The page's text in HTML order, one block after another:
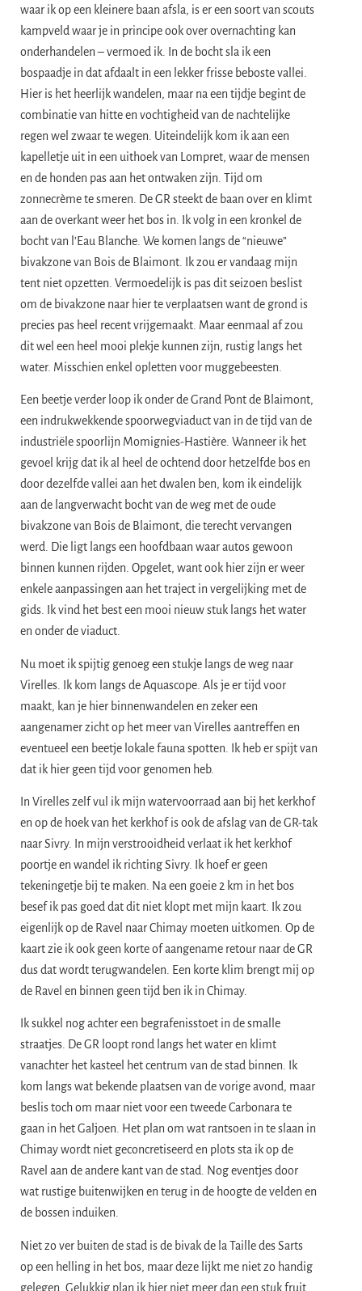
waar ik op een kleinere baan afsla, is er een soort van scouts
kampveld waar je in principe ook over overnachting kan
onderhandelen – vermoed ik. In de bocht sla ik een
bospaadje in dat afdaalt in een lekker frisse beboste vallei.
Hier is het heerlijk wandelen, maar na een tijdje begint de
combinatie van hitte en vochtigheid van de nachtelijke
regen wel zwaar te wegen. Uiteindelijk kom ik aan een
kapelletje uit in een uithoek van Lompret, waar de mensen
en de honden pas aan het ontwaken zijn. Tijd om
zonnecrème te smeren. De GR steekt de baan over en klimt
aan de overkant weer het bos in. Ik volg in een kronkel de
bocht van l’Eau Blanche. We komen langs de “nieuwe”
bivakzone van Bois de Blaimont. Ik zou er vandaag mijn
tent niet opzetten. Vermoedelijk is pas dit seizoen beslist
om de bivakzone naar hier te verplaatsen want de grond is
precies pas heel recent vrijgemaakt. Maar eenmaal af zou
dit wel een heel mooi plekje kunnen zijn, rustig langs het
water. Misschien enkel opletten voor muggebeesten.
Een beetje verder loop ik onder de Grand Pont de Blaimont,
een indrukwekkende spoorwegviaduct van in de tijd van de
industriële spoorlijn Momignies-Hastière. Wanneer ik het
gevoel krijg dat ik al heel de ochtend door hetzelfde bos en
door dezelfde vallei aan het dwalen ben, kom ik eindelijk
aan de langverwacht bocht van de weg met de oude
bivakzone van Bois de Blaimont, die terecht vervangen
werd. Die ligt langs een hoofdbaan waar autos gewoon
binnen kunnen rijden. Opgelet, want ook hier zijn er weer
enkele aanpassingen aan het traject in vergelijking met de
gids. Ik vind het best een mooi nieuw stuk langs het water
en onder de viaduct.
Nu moet ik spijtig genoeg een stukje langs de weg naar
Virelles. Ik kom langs de Aquascope. Als je er tijd voor
maakt, kan je hier binnenwandelen en zeker een
aangenamer zicht op het meer van Virelles aantreffen en
eventueel een beetje lokale fauna spotten. Ik heb er spijt van
dat ik hier geen tijd voor genomen heb.
In Virelles zelf vul ik mijn watervoorraad aan bij het kerkhof
en op de hoek van het kerkhof is ook de afslag van de GR-tak
naar Sivry. In mijn verstrooidheid verlaat ik het kerkhof
poortje en wandel ik richting Sivry. Ik hoef er geen
tekeningetje bij te maken. Na een goeie 2 km in het bos
besef ik pas goed dat dit niet klopt met mijn kaart. Ik zou
eigenlijk op de Ravel naar Chimay moeten uitkomen. Op de
kaart zie ik ook geen korte of aangename retour naar de GR
dus dat wordt terugwandelen. Een korte klim brengt mij op
de Ravel en binnen geen tijd ben ik in Chimay.
Ik sukkel nog achter een begrafenisstoet in de smalle
straatjes. De GR loopt rond langs het water en klimt
vanachter het kasteel het centrum van de stad binnen. Ik
kom langs wat bekende plaatsen van de vorige avond, maar
beslis toch om maar niet voor een tweede Carbonara te
gaan in het Galjoen. Het plan om wat rantsoen in te slaan in
Chimay wordt niet geconcretiseerd en plots sta ik op de
Ravel aan de andere kant van de stad. Nog eventjes door
wat rustige buitenwijken en terug in de hoogte de velden en
de bossen induiken.
Niet zo ver buiten de stad is de bivak de la Taille des Sarts
op een helling in het bos, maar deze lijkt me niet zo handig
gelegen. Gelukkig plan ik hier niet meer dan een stuk fruit